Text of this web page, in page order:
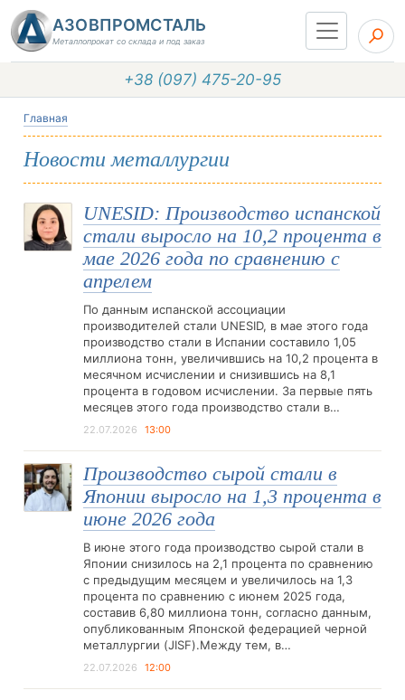
АЗОВПРОМСТАЛЬ
Металлопрокат со склада и под заказ
+38 (097) 475-20-95
Главная
Новости металлургии
UNESID: Производство испанской
стали выросло на 10,2 процента в
мае 2026 года по сравнению с
апрелем
По данным испанской ассоциации
производителей стали UNESID, в мае этого года
производство стали в Испании составило 1,05
миллиона тонн, увеличившись на 10,2 процента в
месячном исчислении и снизившись на 8,1
процента в годовом исчислении. За первые пять
месяцев этого года производство стали в…
22.07.2026 13:00
Производство сырой стали в
Японии выросло на 1,3 процента в
июне 2026 года
В июне этого года производство сырой стали в
Японии снизилось на 2,1 процента по сравнению
с предыдущим месяцем и увеличилось на 1,3
процента по сравнению с июнем 2025 года,
составив 6,80 миллиона тонн, согласно данным,
опубликованным Японской федерацией черной
металлургии (JISF).Между тем, в…
22.07.2026 12:00